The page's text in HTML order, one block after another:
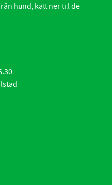
hund, katt ner till de